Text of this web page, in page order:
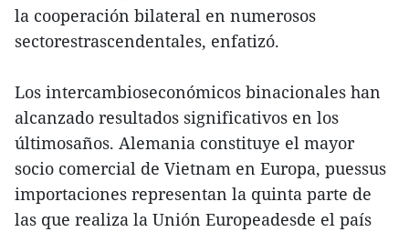
la cooperación bilateral en numerosos
sectorestrascendentales, enfatizó.
Los intercambioseconómicos binacionales han
alcanzado resultados significativos en los
últimosaños. Alemania constituye el mayor
socio comercial de Vietnam en Europa, puessus
importaciones representan la quinta parte de
las que realiza la Unión Europeadesde el país